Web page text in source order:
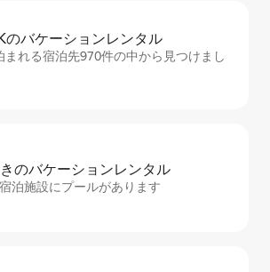
のバ⁠ケ⁠ー⁠シ⁠ョ⁠ンレ⁠ン⁠タ⁠ル
まれる宿泊先970件の中から見つけまし
のバ⁠ケ⁠ー⁠シ⁠ョ⁠ンレ⁠ン⁠タ⁠ル
泊施設にプールがあります